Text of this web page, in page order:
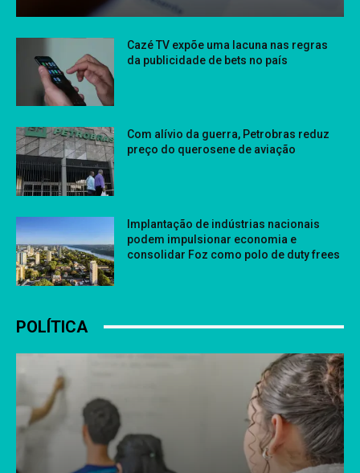
Cazé TV expõe uma lacuna nas regras
da publicidade de bets no país
Com alívio da guerra, Petrobras reduz
preço do querosene de aviação
Implantação de indústrias nacionais
podem impulsionar economia e
consolidar Foz como polo de duty frees
POLÍTICA